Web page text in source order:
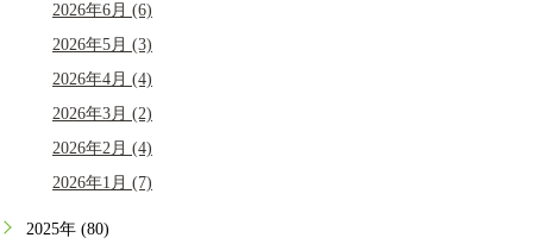
2026年6月 (6)
2026年5月 (3)
2026年4月 (4)
2026年3月 (2)
2026年2月 (4)
2026年1月 (7)
2025年 (80)